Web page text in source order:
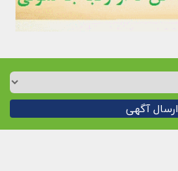
ارسال آگهی